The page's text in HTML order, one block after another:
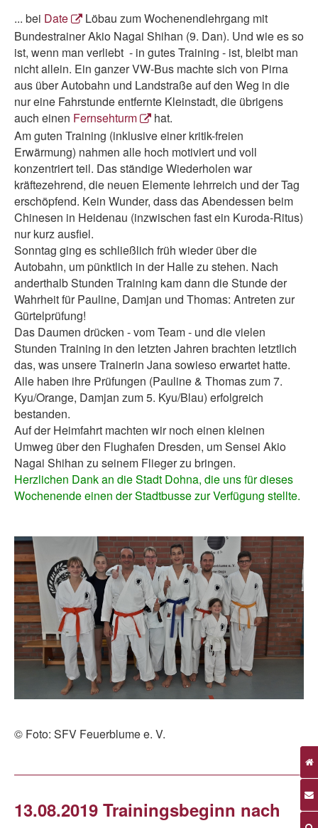
... bei Date
Löbau zum Wochenendlehrgang mit
Bundestrainer Akio Nagai Shihan (9. Dan). Und wie es so
ist, wenn man verliebt - in gutes Training - ist, bleibt man
nicht allein. Ein ganzer VW-Bus machte sich von Pirna
aus über Autobahn und Landstraße auf den Weg in die
nur eine Fahrstunde entfernte Kleinstadt, die übrigens
auch einen Fernsehturm
hat.
Am guten Training (inklusive einer kritik-freien
Erwärmung) nahmen alle hoch motiviert und voll
konzentriert teil. Das ständige Wiederholen war
kräftezehrend, die neuen Elemente lehrreich und der Tag
erschöpfend. Kein Wunder, dass das Abendessen beim
Chinesen in Heidenau (inzwischen fast ein Kuroda-Ritus)
nur kurz ausfiel.
Sonntag ging es schließlich früh wieder über die
Autobahn, um pünktlich in der Halle zu stehen. Nach
anderthalb Stunden Training kam dann die Stunde der
Wahrheit für Pauline, Damjan und Thomas: Antreten zur
Gürtelprüfung!
Das Daumen drücken - vom Team - und die vielen
Stunden Training in den letzten Jahren brachten letztlich
das, was unsere Trainerin Jana sowieso erwartet hatte.
Alle haben ihre Prüfungen (Pauline & Thomas zum 7.
Kyu/Orange, Damjan zum 5. Kyu/Blau) erfolgreich
bestanden.
Auf der Heimfahrt machten wir noch einen kleinen
Umweg über den Flughafen Dresden, um Sensei Akio
Nagai Shihan zu seinem Flieger zu bringen.
Herzlichen Dank an die Stadt Dohna, die uns für dieses
Wochenende einen der Stadtbusse zur Verfügung stellte.
© Foto: SFV Feuerblume e. V.
13.08.2019 Trainingsbeginn nach